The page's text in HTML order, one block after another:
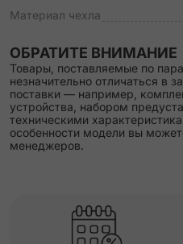
Материал чехла
ОБРАТИТЕ ВНИМАНИЕ
Товары, поставляемые по
незначительно отличаться в
поставки — например,
устройства, набором
техническими
особенности модели вы
менеджеров.